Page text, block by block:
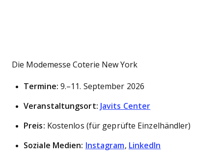
Die Modemesse Coterie New York
Termine: 9.–11. September 2026
Veranstaltungsort: Javits Center
Preis: Kostenlos (für geprüfte Einzelhändler)
Soziale Medien: Instagram, LinkedIn